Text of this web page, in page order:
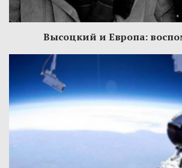
Высоцкий и Европа: